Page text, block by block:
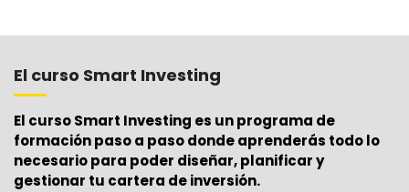
El curso Smart Investing
El curso Smart Investing es un programa de
formación paso a paso donde aprenderás todo lo
necesario para poder diseñar, planificar y
gestionar tu cartera de inversión.